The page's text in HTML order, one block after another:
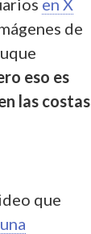
de
eso es
las costas
que